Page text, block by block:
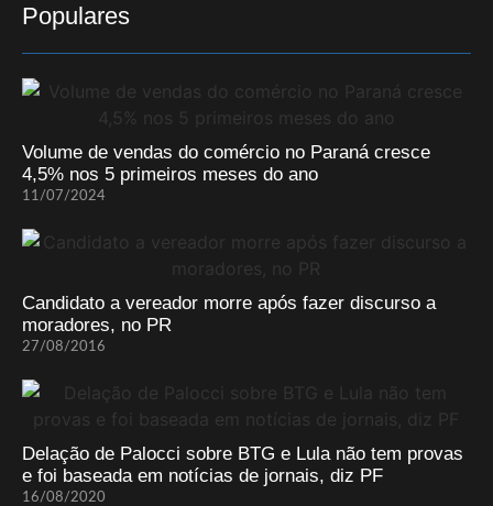
Populares
Volume de vendas do comércio no Paraná cresce
4,5% nos 5 primeiros meses do ano
11/07/2024
Candidato a vereador morre após fazer discurso a
moradores, no PR
27/08/2016
Delação de Palocci sobre BTG e Lula não tem provas
e foi baseada em notícias de jornais, diz PF
16/08/2020